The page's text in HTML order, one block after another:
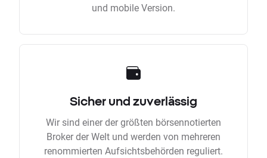
und mobile Version.
Sicher und zuverlässig
Wir sind einer der größten börsennotierten
Broker der Welt und werden von mehreren
renommierten Aufsichtsbehörden reguliert.